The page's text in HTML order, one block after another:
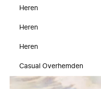
Heren
Heren
Heren
Casual Overhemden